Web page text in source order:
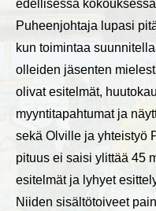
edellisessä
Puheenjohtaja lupasi
kun toimintaa
olleiden jäsenten
olivat esitelmät,
myyntitapahtumat ja
sekä Olville ja yhteistyö
pituus ei saisi ylittää 45
esitelmät ja lyhyet
Niiden sisältötoiveet